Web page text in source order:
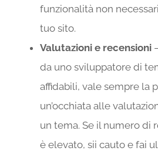
funzionalità non
tuo sito.
Valutazioni e recensioni
da uno sviluppatore di
affidabili, vale sempre la
un’occhiata alle
un tema. Se il numero di
è elevato, sii cauto e fai